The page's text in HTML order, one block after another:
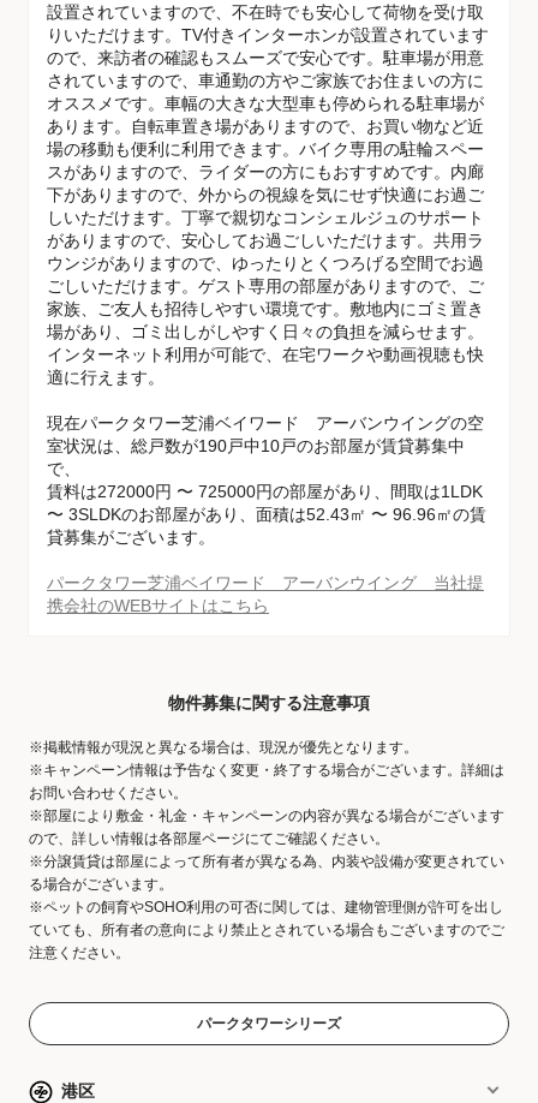
設置されていますので、不在時でも安心して荷物を受け取
りいただけます。TV付きインターホンが設置されています
ので、来訪者の確認もスムーズで安心です。駐車場が用意
されていますので、車通勤の方やご家族でお住まいの方に
オススメです。車幅の大きな大型車も停められる駐車場が
あります。自転車置き場がありますので、お買い物など近
場の移動も便利に利用できます。バイク専用の駐輪スペー
スがありますので、ライダーの方にもおすすめです。内廊
下がありますので、外からの視線を気にせず快適にお過ご
しいただけます。丁寧で親切なコンシェルジュのサポート
がありますので、安心してお過ごしいただけます。共用ラ
ウンジがありますので、ゆったりとくつろげる空間でお過
ごしいただけます。ゲスト専用の部屋がありますので、ご
家族、ご友人も招待しやすい環境です。敷地内にゴミ置き
場があり、ゴミ出しがしやすく日々の負担を減らせます。
インターネット利用が可能で、在宅ワークや動画視聴も快
適に行えます。
現在パークタワー芝浦ベイワード アーバンウイングの空
室状況は、総戸数が190戸中10戸のお部屋が賃貸募集中
で、
賃料は272000円 〜 725000円の部屋があり、間取は1LDK
〜 3SLDKのお部屋があり、面積は52.43㎡ 〜 96.96㎡の賃
貸募集がございます。
パークタワー芝浦ベイワード アーバンウイング 当社提
携会社のWEBサイトはこちら
物件募集に関する注意事項
※掲載情報が現況と異なる場合は、現況が優先となります。
※キャンペーン情報は予告なく変更・終了する場合がございます。詳細は
お問い合わせください。
※部屋により敷金・礼金・キャンペーンの内容が異なる場合がございます
ので、詳しい情報は各部屋ページにてご確認ください。
※分譲賃貸は部屋によって所有者が異なる為、内装や設備が変更されてい
る場合がございます。
※ペットの飼育やSOHO利用の可否に関しては、建物管理側が許可を出し
ていても、所有者の意向により禁止とされている場合もございますのでご
注意ください。
パークタワーシリーズ
港区